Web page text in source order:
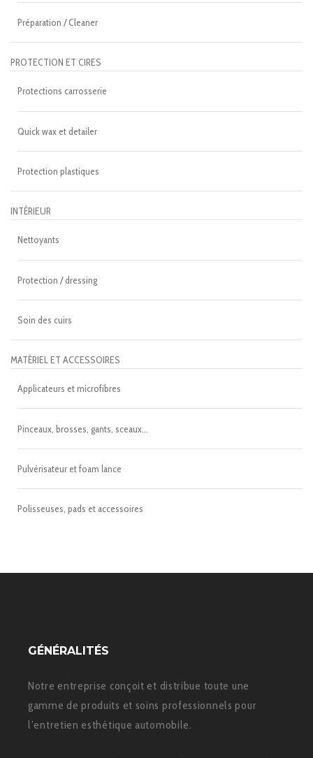
Préparation / Cleaner
PROTECTION ET CIRES
Protections carrosserie
Quick wax et detailer
Protection plastiques
INTÉRIEUR
Nettoyants
Protection / dressing
Soin des cuirs
MATÉRIEL ET ACCESSOIRES
Applicateurs et microfibres
Pinceaux, brosses, gants, sceaux...
Pulvérisateur et foam lance
Polisseuses, pads et accessoires
GÉNÉRALITÉS
Notre entreprise conçoit et distribue toute une
gamme de produits et soins professionnels pour
l’entretien esthétique automobile.